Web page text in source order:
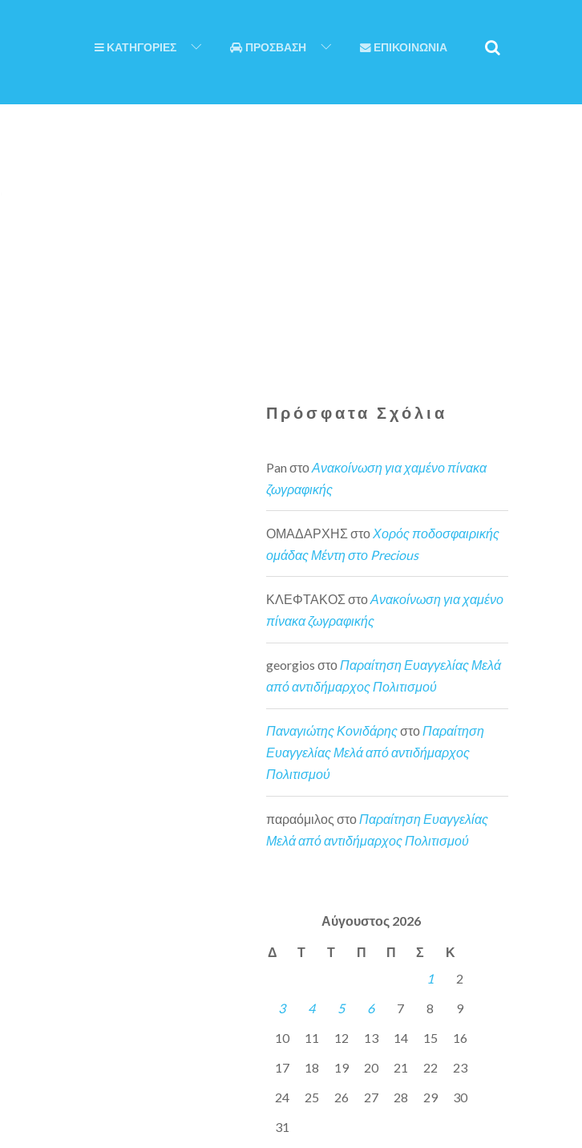
ΚΑΤΗΓΟΡΙΕΣ ΠΡΟΣΒΑΣΗ ΕΠΙΚΟΙΝΩΝΙΑ
Πρόσφατα Σχόλια
Pan στοΑνακοίνωση για χαμένο πίνακα
ζωγραφικής
ΟΜΑΔΑΡΧΗΣ στο Χορός ποδοσφαιρικής
ομάδας Μέντη στο Precious
ΚΛΕΦΤΑΚΟΣ στοΑνακοίνωση για χαμένο
πίνακα ζωγραφικής
georgios στοΠαραίτηση Ευαγγελίας Μελά
από αντιδήμαρχος Πολιτισμού
Παναγιώτης ΚονιδάρηςστοΠαραίτηση
Ευαγγελίας Μελά από αντιδήμαρχος
Πολιτισμού
παραόμιλος στο Παραίτηση Ευαγγελίας
Μελά από αντιδήμαρχος Πολιτισμού
Αύγουστος 2026
Δ Τ Τ Π Π Σ Κ
1
2
3
4 5 6 7 8
9
10
11 12 13 14 15
16
17
18 19 20 21 22
23
24
25 26 27 28 29
30
31